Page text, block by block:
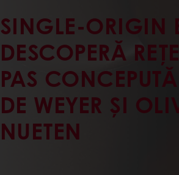
SINGLE-ORIGIN
DESCOPERĂ
PAS CONCEPUTĂ
DE WEYER ȘI
NUETEN